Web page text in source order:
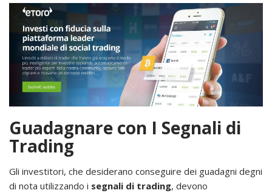
Guadagnare con I Segnali di
Trading
Gli investitori, che desiderano conseguire dei guadagni degni
di nota utilizzando i segnali di trading, devono